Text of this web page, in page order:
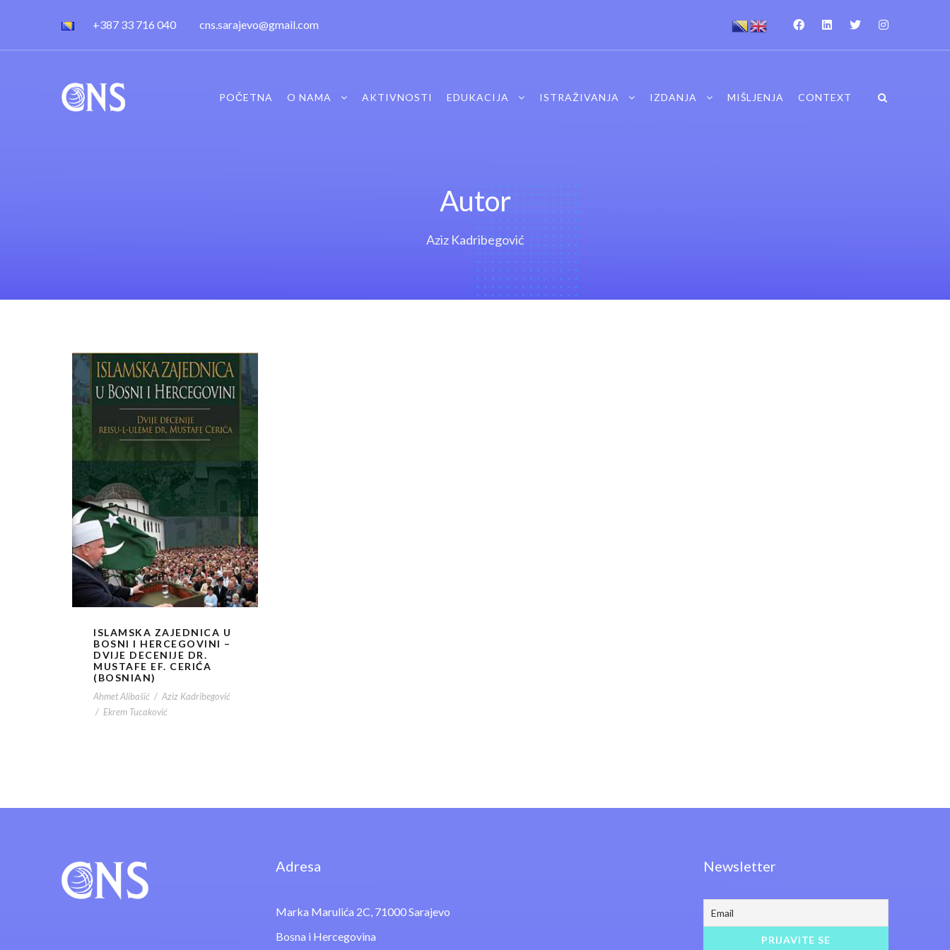
+387 33 716 040 cns.sarajevo@gmail.com
POČETNA O NAMA AKTIVNOSTI EDUKACIJA ISTRAŽIVANJA IZDANJA MIŠLJENJA CONTEXT
Autor
Aziz Kadribegović
ISLAMSKA ZAJEDNICA U
BOSNI I HERCEGOVINI –
DVIJE DECENIJE DR.
MUSTAFE EF. CERIĆA
(BOSNIAN)
Ahmet Alibašić / Aziz Kadribegović
/ Ekrem Tucaković
Adresa
Marka Marulića 2C, 71000 Sarajevo
Bosna i Hercegovina
Newsletter